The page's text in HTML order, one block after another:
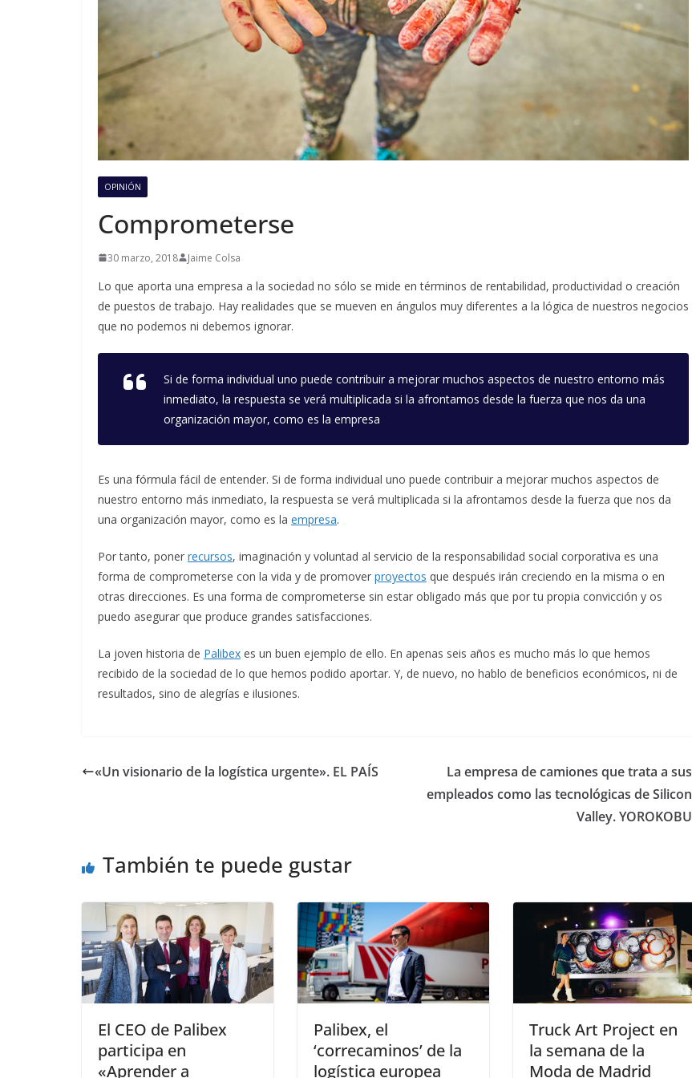
OPINIÓN
Comprometerse
30 marzo, 2018 Jaime Colsa
Lo que aporta una empresa a la sociedad no sólo se mide en términos de rentabilidad, productividad o creación
de puestos de trabajo. Hay realidades que se mueven en ángulos muy diferentes a la lógica de nuestros negocios
que no podemos ni debemos ignorar.
Si de forma individual uno puede contribuir a mejorar muchos aspectos de nuestro entorno más
inmediato, la respuesta se verá multiplicada si la afrontamos desde la fuerza que nos da una
organización mayor, como es la empresa
Es una fórmula fácil de entender. Si de forma individual uno puede contribuir a mejorar muchos aspectos de
nuestro entorno más inmediato, la respuesta se verá multiplicada si la afrontamos desde la fuerza que nos da
una organización mayor, como es la empresa.
Por tanto, poner recursos, imaginación y voluntad al servicio de la responsabilidad social corporativa es una
forma de comprometerse con la vida y de promover proyectos que después irán creciendo en la misma o en
otras direcciones. Es una forma de comprometerse sin estar obligado más que por tu propia convicción y os
puedo asegurar que produce grandes satisfacciones.
La joven historia de Palibex es un buen ejemplo de ello. En apenas seis años es mucho más lo que hemos
recibido de la sociedad de lo que hemos podido aportar. Y, de nuevo, no hablo de beneficios económicos, ni de
resultados, sino de alegrías e ilusiones.
«Un visionario de la logística urgente». EL PAÍS
La empresa de camiones que trata a sus
empleados como las tecnológicas de Silicon
Valley. YOROKOBU
También te puede gustar
El CEO de Palibex
participa en
«Aprender a
Palibex, el
‘correcaminos’ de la
logística europea
Truck Art Project en
la semana de la
Moda de Madrid